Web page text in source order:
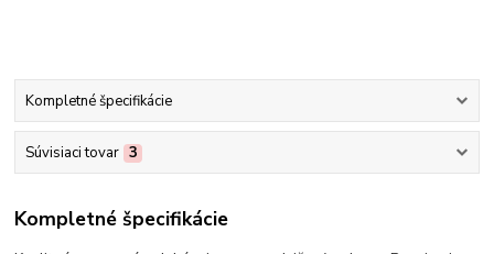
Kompletné špecifikácie
Súvisiaci tovar 3
Kompletné špecifikácie